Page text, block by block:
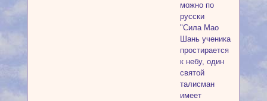
можно по
русски
"Сила Мао
Шань ученика
простирается
к небу, один
святой
талисман
имеет